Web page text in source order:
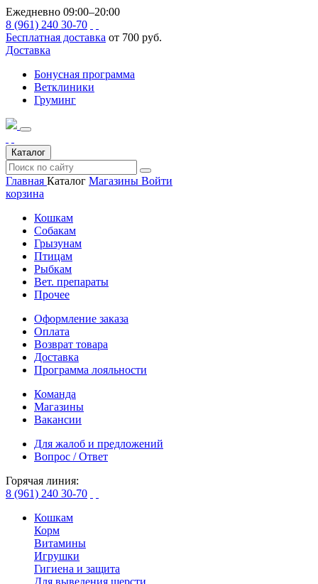
Ежедневно 09:00–20:00
8 (961) 240 30-70
Бесплатная доставка от 700 руб.
Доставка
Бонусная программа
Ветклиники
Груминг
Каталог
Главная Каталог Магазины Войти
корзина
Кошкам
Собакам
Грызунам
Птицам
Рыбкам
Вет. препараты
Прочее
Оформление заказа
Оплата
Возврат товара
Доставка
Программа лояльности
Команда
Магазины
Вакансии
Для жалоб и предложений
Вопрос / Ответ
Горячая линия:
8 (961) 240 30-70
Кошкам
Корм
Витамины
Игрушки
Гигиена и защита
Для выведения шерсти